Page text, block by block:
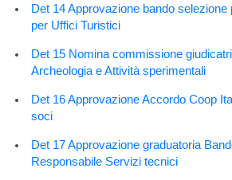
Det 14 Approvazione bando selezione
per Uffici Turistici
Det 15 Nomina commissione
Archeologia e Attività sperimentali
Det 16 Approvazione Accordo Coop
soci
Det 17 Approvazione graduatoria
Responsabile Servizi tecnici